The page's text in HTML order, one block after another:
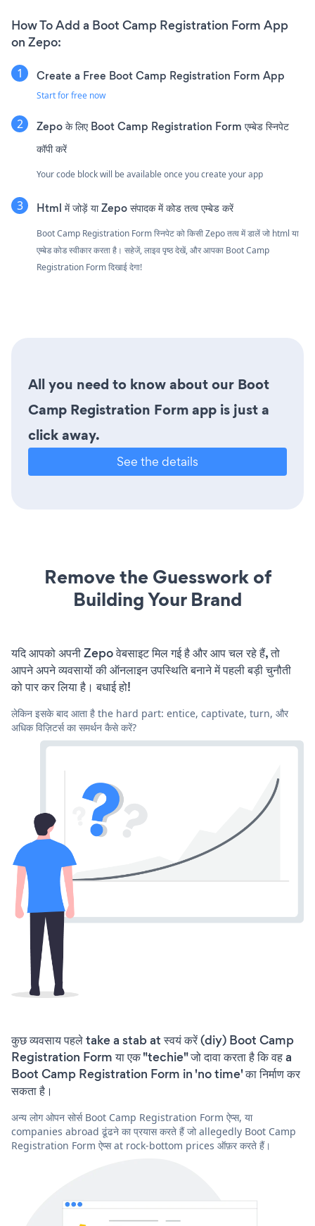
How To Add a Boot Camp Registration Form App
on Zepo:
Create a Free Boot Camp Registration Form App
Start for free now
Zepo के लिए Boot Camp Registration Form एम्बेड स्निपेट
कॉपी करें
Your code block will be available once you create your app
Html में जोड़ें या Zepo संपादक में कोड तत्व एम्बेड करें
Boot Camp Registration Form स्निपेट को किसी Zepo तत्व में डालें जो html या
एम्बेड कोड स्वीकार करता है। सहेजें, लाइव पृष्ठ देखें, और आपका Boot Camp
Registration Form दिखाई देगा!
All you need to know about our Boot
Camp Registration Form app is just a
click away.
See the details
Remove the Guesswork of
Building Your Brand
यदि आपको अपनी Zepo वेबसाइट मिल गई है और आप चल रहे हैं, तो
आपने अपने व्यवसायों की ऑनलाइन उपस्थिति बनाने में पहली बड़ी चुनौती
को पार कर लिया है। बधाई हो!
लेकिन इसके बाद आता है the hard part: entice, captivate, turn, और
अधिक विज़िटर्स का समर्थन कैसे करें?
कुछ व्यवसाय पहले take a stab at स्वयं करें (diy) Boot Camp
Registration Form या एक "techie" जो दावा करता है कि वह a
Boot Camp Registration Form in 'no time' का निर्माण कर
सकता है।
अन्य लोग ओपन सोर्स Boot Camp Registration Form ऐप्स, या
companies abroad ढूंढने का प्रयास करते हैं जो allegedly Boot Camp
Registration Form ऐप्स at rock-bottom prices ऑफ़र करते हैं।